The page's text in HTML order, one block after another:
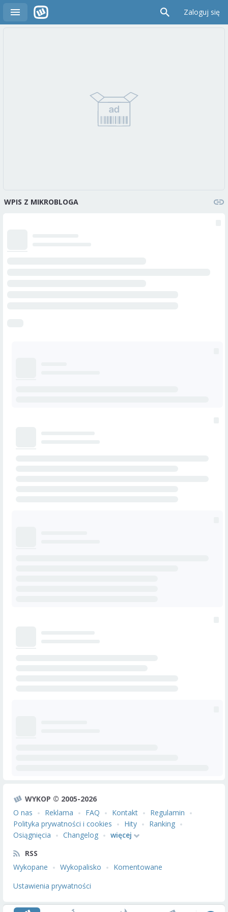
Zaloguj się
WPIS Z MIKROBLOGA
WYKOP © 2005-2026
O nas
Reklama FAQ Kontakt
Regulamin
Polityka prywatności i cookies
Hity
Ranking
Osiągnięcia
Changelog
więcej
RSS
Wykopane
Wykopalisko
Komentowane
Ustawienia prywatności